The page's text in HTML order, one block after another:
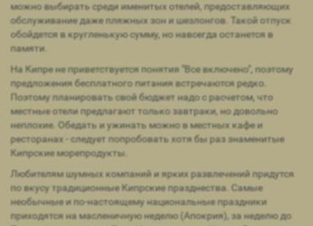
можно выбирать среди именитых отелей, предоставляющих
обслуживание даже пляжных зон и шезлонгов. Такой отпуск
обойдется в кругленькую сумму, но навсегда останется в
памяти.
На Кипре не приветствуется понятия "Все включено", поэтому
предложения бесплатного питания встречаются редко.
Поэтому планировать свой бюджет надо с расчетом, что
местные отели предлагают только завтраки, но довольно
неплохие. Обедать и ужинать можно в местных кафе и
ресторанах - следует попробовать хотя бы раз знаменитые
Кипрские морепродукты.
Любителям шумных компаний и ярких развлечений придутся
по вкусу традиционные Кипрские празднества. Самые
необычные и по-настоящему национальные праздники
приходятся на масленичную неделю (Апокрия), за неделю до